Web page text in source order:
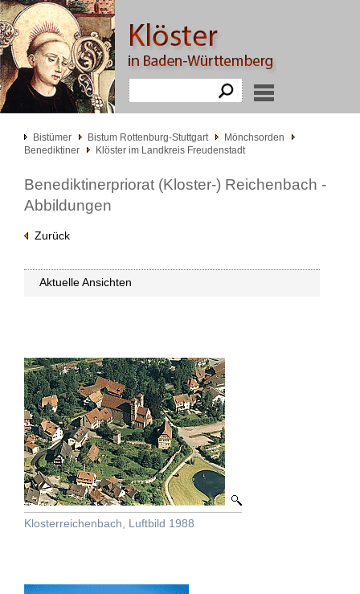
Bistümer Bistum Rottenburg-Stuttgart
Mönchsorden
Benediktiner
Klöster im Landkreis Freudenstadt
Benediktinerpriorat (Kloster-) Reichenbach -
Abbildungen
Zurück
Aktuelle Ansichten
Klosterreichenbach, Luftbild 1988